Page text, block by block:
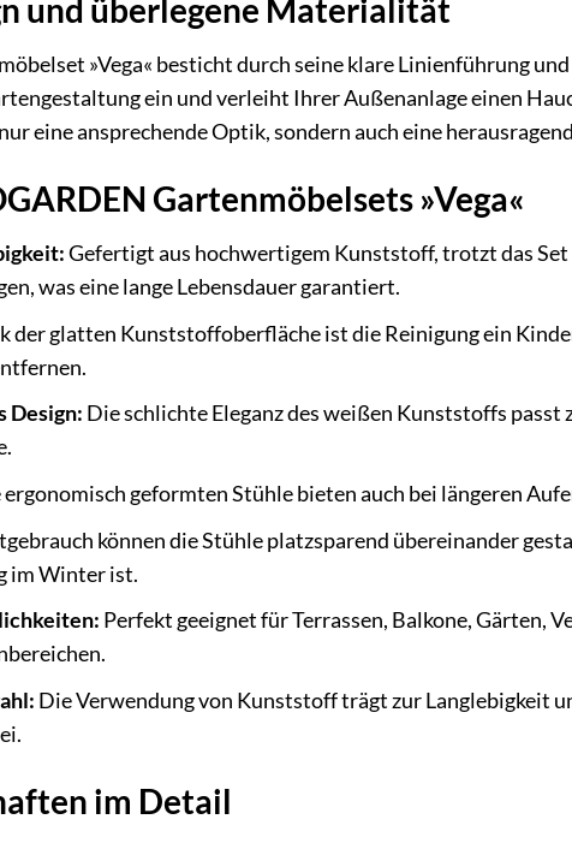
und überlegene Materialität
»Vega« besticht durch seine klare Linienführung
ein und verleiht Ihrer Außenanlage einen
eine ansprechende Optik, sondern auch eine
Gartenmöbelsets »Vega«
Gefertigt aus hochwertigem Kunststoff, trotzt das
was eine lange Lebensdauer garantiert.
der glatten Kunststoffoberfläche ist die Reinigung ein
Design: Die schlichte Eleganz des weißen Kunststoffs
ergonomisch geformten Stühle bieten auch bei längeren
können die Stühle platzsparend übereinander
im Winter ist.
Perfekt geeignet für Terrassen, Balkone, Gärten,
Die Verwendung von Kunststoff trägt zur Langlebigkeit
im Detail